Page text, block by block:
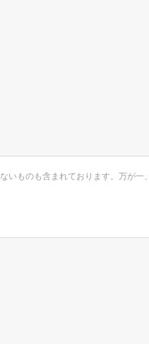
いものも含まれております。万が